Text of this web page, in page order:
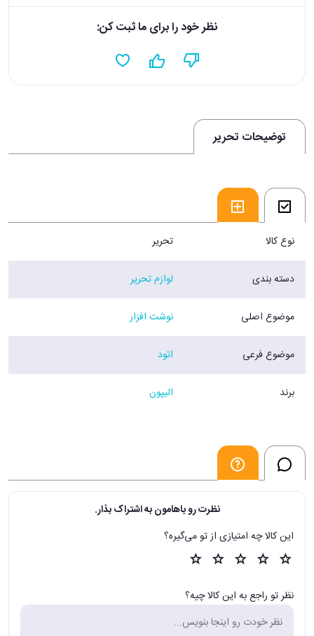
نظر خود را برای ما ثبت کن:
توضیحات تحریر
نوع کالا تحریر
دسته بندی لوازم تحریر
موضوع اصلی نوشت افزار
موضوع فرعی اتود
برند الیپون
نظرت رو باهامون به اشتراک بذار.
این کالا چه امتیازی از تو می‌گیره؟
نظر تو راجع به این کالا چیه؟